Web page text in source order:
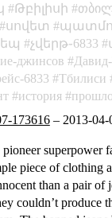
Թբիլիսի
սովետ
չվերթ֊6833
джинсов
6833 Тбилиси
история
173616– 2013-04-
pioneer superpower
piece of clothing
than a pair of
couldn’t produce